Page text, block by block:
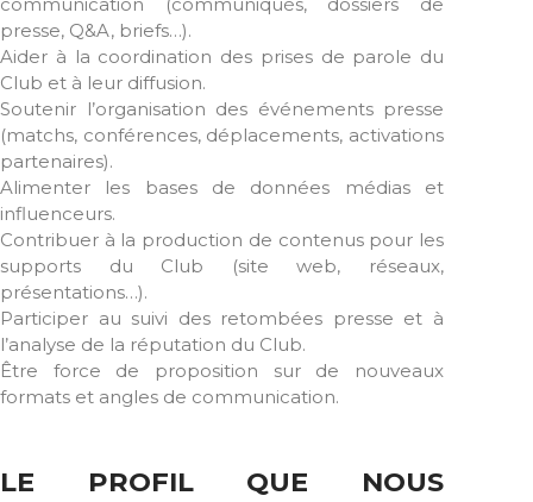
presse, Q&A, briefs…).
Aider à la coordination des prises de parole du
Club et à leur diffusion.
Soutenir l’organisation des événements presse
(matchs, conférences, déplacements, activations
partenaires).
Alimenter les bases de données médias et
influenceurs.
Contribuer à la production de contenus pour les
supports du Club (site web, réseaux,
présentations…).
Participer au suivi des retombées presse et à
l’analyse de la réputation du Club.
Être force de proposition sur de nouveaux
formats et angles de communication.
LE PROFIL QUE NOUS